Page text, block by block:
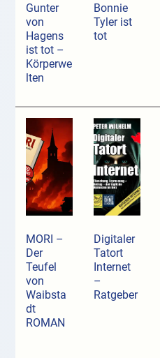
Gunter
von
Hagens
ist tot –
Körperwe
lten
Bonnie
Tyler ist
tot
MORI –
Der
Teufel
von
Waibsta
dt
ROMAN
Digitaler
Tatort
Internet
–
Ratgeber